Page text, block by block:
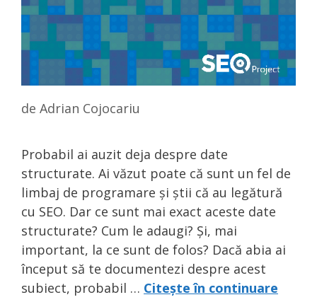
de Adrian Cojocariu
Probabil ai auzit deja despre date
structurate. Ai văzut poate că sunt un fel de
limbaj de programare și știi că au legătură
cu SEO. Dar ce sunt mai exact aceste date
structurate? Cum le adaugi? Și, mai
important, la ce sunt de folos? Dacă abia ai
început să te documentezi despre acest
subiect, probabil … Citește în continuare